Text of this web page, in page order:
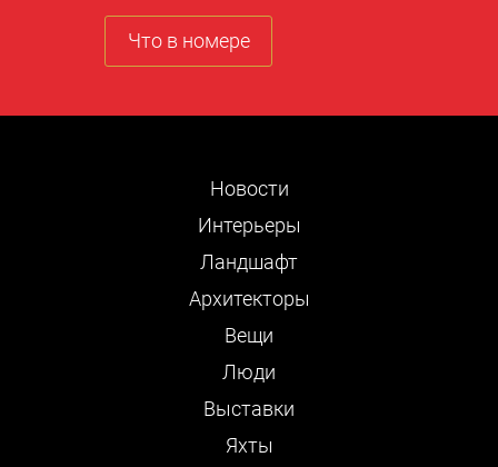
Что в номере
Новости
Интерьеры
Ландшафт
Архитекторы
Вещи
Люди
Выставки
Яхты